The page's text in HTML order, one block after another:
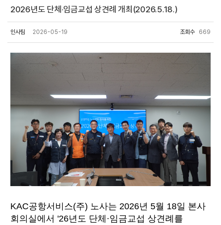
2026년도 단체·임금교섭 상견례 개최(2026.5.18.)
인사팀 2026-05-19 조회수 669
KAC공항서비스(주) 노사는 2026년 5월 18일 본사
회의실에서 '26년도 단체·임금교섭 상견례를